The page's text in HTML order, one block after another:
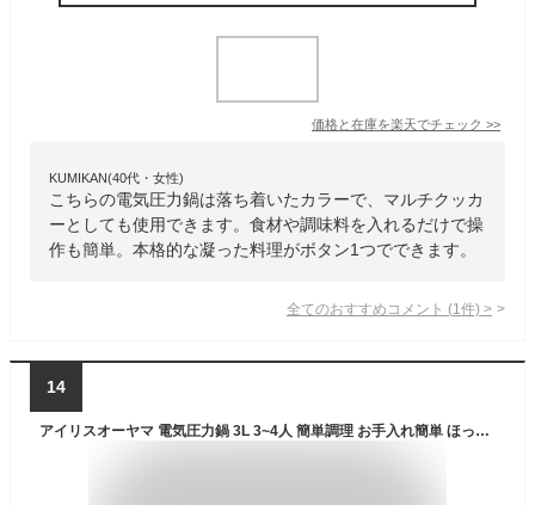
価格と在庫を楽天でチェック >>
KUMIKAN(40代・女性)
こちらの電気圧力鍋は落ち着いたカラーで、マルチクッカ
ーとしても使用できます。食材や調味料を入れるだけで操
作も簡単。本格的な凝った料理がボタン1つでできます。
全てのおすすめコメント (1 件) >
14
アイリスオーヤマ 電気圧力鍋 3L 3~4人 簡単調理 お手入れ簡単 ほったらかし 1台7役 自動メニュー 15種レシピブック付き PMPC-REMA3-W オフホワイト